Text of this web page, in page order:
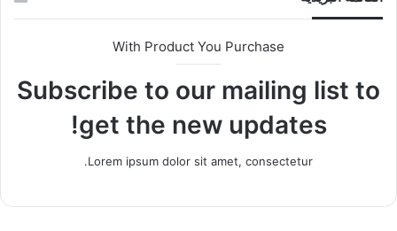
With Product You Purchase
Subscribe to our mailing list to
get the new updates!
Lorem ipsum dolor sit amet, consectetur.